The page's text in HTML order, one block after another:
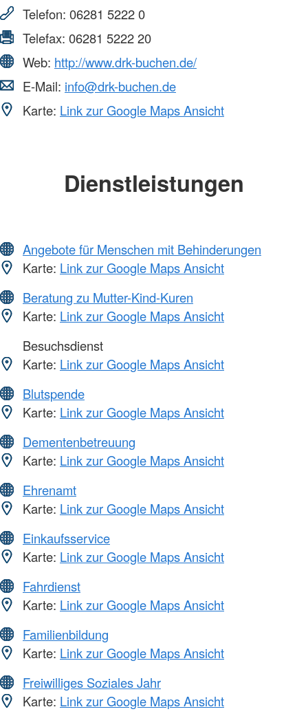
Telefon: 06281 5222 0
Telefax: 06281 5222 20
Web: http://www.drk-buchen.de/
E-Mail: info@drk-buchen.de
Karte: Link zur Google Maps Ansicht
Dienstleistungen
Angebote für Menschen mit Behinderungen
Karte: Link zur Google Maps Ansicht
Beratung zu Mutter-Kind-Kuren
Karte: Link zur Google Maps Ansicht
Besuchsdienst
Karte: Link zur Google Maps Ansicht
Blutspende
Karte: Link zur Google Maps Ansicht
Dementenbetreuung
Karte: Link zur Google Maps Ansicht
Ehrenamt
Karte: Link zur Google Maps Ansicht
Einkaufsservice
Karte: Link zur Google Maps Ansicht
Fahrdienst
Karte: Link zur Google Maps Ansicht
Familienbildung
Karte: Link zur Google Maps Ansicht
Freiwilliges Soziales Jahr
Karte: Link zur Google Maps Ansicht